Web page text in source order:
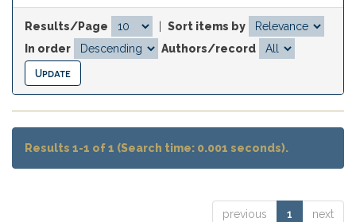
Results/Page
Sort items by
In order
Authors/record
Results 1-1 of 1 (Search time: 0.001 seconds).
previous 1 next